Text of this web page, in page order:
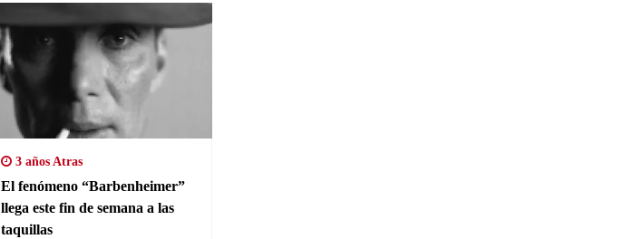
3 años Atras
El fenómeno “Barbenheimer”
llega este fin de semana a las
taquillas